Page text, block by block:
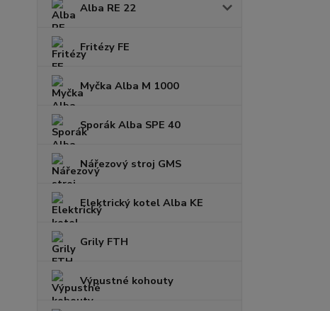
Alba RE 22
Fritézy FE
Myčka Alba M 1000
Sporák Alba SPE 40
Nářezový stroj GMS
Elektrický kotel Alba KE
Grily FTH
Výpustné kohouty